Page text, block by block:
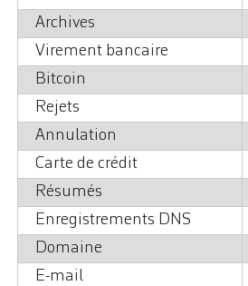
Archives
Virement bancaire
Bitcoin
Rejets
Annulation
Carte de crédit
Résumés
Enregistrements DNS
Domaine
E-mail